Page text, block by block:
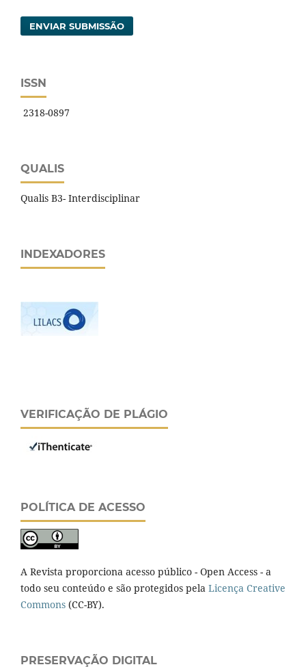
ENVIAR SUBMISSÃO
ISSN
2318-0897
QUALIS
Qualis B3- Interdisciplinar
INDEXADORES
VERIFICAÇÃO DE PLÁGIO
POLÍTICA DE ACESSO
A Revista proporciona acesso público - Open Access - a
todo seu conteúdo e são protegidos pela Licença Creative
Commons (CC-BY).
PRESERVAÇÃO DIGITAL